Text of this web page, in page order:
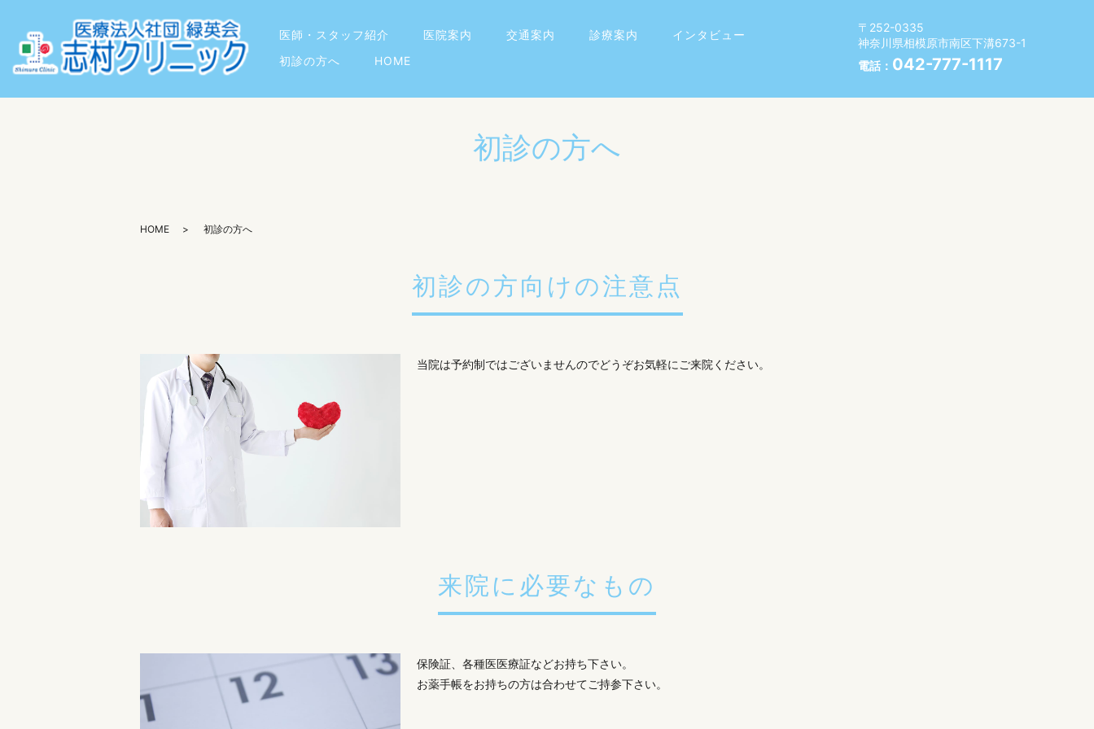
医師・スタッフ紹介 医院案内 交通案内 診療案内
インタビュー
初診の方へ
HOME
〒252-0335
神奈川県相模原市南区下溝673-1
電話： 042-777-1117
初診の方へ
HOME 初診の方へ
初診の方向けの注意点
当院は予約制ではございませんのでどうぞお気軽にご来院ください。
来院に必要なもの
保険証、各種医医療証などお持ち下さい。
お薬手帳をお持ちの方は合わせてご持参下さい。